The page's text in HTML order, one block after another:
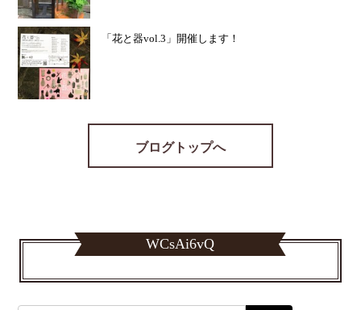
「花と器vol.3」開催します！
ブログトップへ
WCsAi6vQ